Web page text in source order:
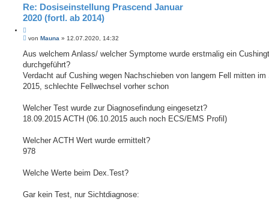
Re: Dosiseinstellung Prascend Januar
2020 (fortl. ab 2014)
i
e
r
e
n
B
i
r
a
von Mauna » 12.07.2020, 14:32
Aus welchem Anlass/ welcher Symptome wurde erstmalig ein
durchgeführt?
Verdacht auf Cushing wegen Nachschieben von langem Fell mitten im
2015, schlechte Fellwechsel vorher schon
Welcher Test wurde zur Diagnosefindung eingesetzt?
18.09.2015 ACTH (06.10.2015 auch noch ECS/EMS Profil)
Welcher ACTH Wert wurde ermittelt?
978
Welche Werte beim Dex.Test?
Gar kein Test, nur Sichtdiagnose: